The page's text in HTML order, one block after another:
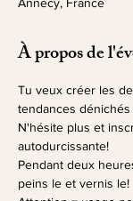
À propos de
Tu veux créer les
tendances
N'hésite plus et
autodurcissante!
Pendant deux
peins le et vernis le!